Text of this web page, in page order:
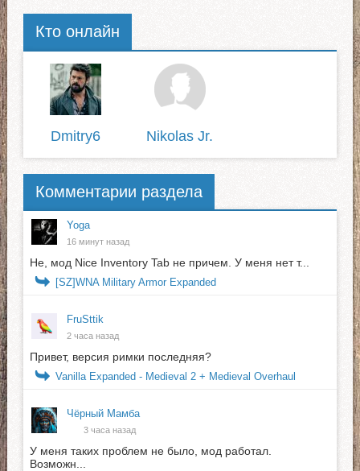
Кто онлайн
Dmitry6 Nikolas Jr.
Комментарии раздела
Yoga
16 минут назад
Не, мод Nice Inventory Tab не причем. У меня нет т...
[SZ]WNA Military Armor Expanded
FruSttik
2 часа назад
Привет, версия римки последняя?
Vanilla Expanded - Medieval 2 + Medieval Overhaul
Чёрный Мамба
3 часа назад
У меня таких проблем не было, мод работал.
Возможн...